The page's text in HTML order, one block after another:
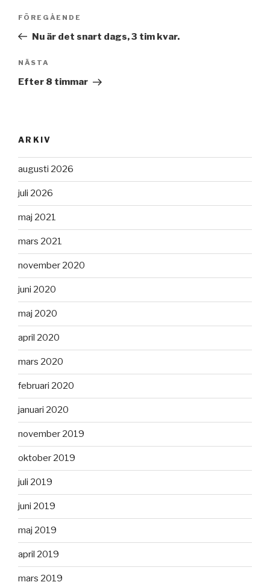
Inläggsnavigering
Föregående
inlägg
FÖREGÅENDE
Nu är det snart dags, 3 tim kvar.
Nästa
inlägg
NÄSTA
Efter 8 timmar
ARKIV
augusti 2026
juli 2026
maj 2021
mars 2021
november 2020
juni 2020
maj 2020
april 2020
mars 2020
februari 2020
januari 2020
november 2019
oktober 2019
juli 2019
juni 2019
maj 2019
april 2019
mars 2019